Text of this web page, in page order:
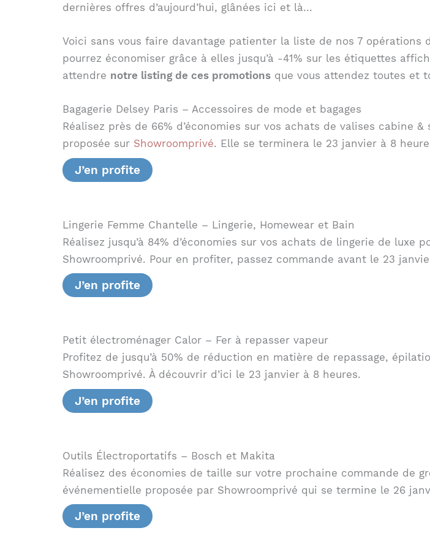
dernières offres d’aujourd’hui, glânées ici et là…
Voici sans vous faire davantage patienter la liste de nos 7 opérations
pourrez économiser grâce à elles jusqu’à -41% sur les étiquettes
attendre notre listing de ces promotions que vous attendez toutes et
Bagagerie Delsey Paris – Accessoires de mode et bagages
Réalisez près de 66% d’économies sur vos achats de valises
proposée sur Showroomprivé. Elle se terminera le 23 janvier à 8
J’en profite
Lingerie Femme Chantelle – Lingerie, Homewear et Bain
Réalisez jusqu’à 84% d’économies sur vos achats de lingerie de
Showroomprivé. Pour en profiter, passez commande avant le 23
J’en profite
Petit électroménager Calor – Fer à repasser vapeur
Profitez de jusqu’à 50% de réduction en matière de repassage,
Showroomprivé. À découvrir d’ici le 23 janvier à 8 heures.
J’en profite
Outils Électroportatifs – Bosch et Makita
Réalisez des économies de taille sur votre prochaine commande de
événementielle proposée par Showroomprivé qui se termine le 26
J’en profite